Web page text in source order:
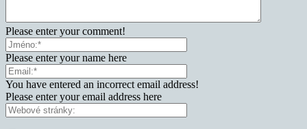
Please enter your comment!
Please enter your name here
You have entered an incorrect email address!
Please enter your email address here